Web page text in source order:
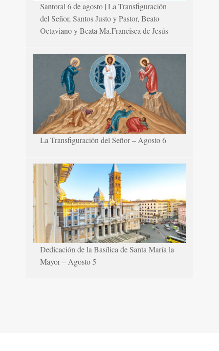
Santoral 6 de agosto | La Transfiguración
del Señor, Santos Justo y Pastor, Beato
Octaviano y Beata Ma.Francisca de Jesús
La Transfiguración del Señor – Agosto 6
Dedicación de la Basílica de Santa María la
Mayor – Agosto 5